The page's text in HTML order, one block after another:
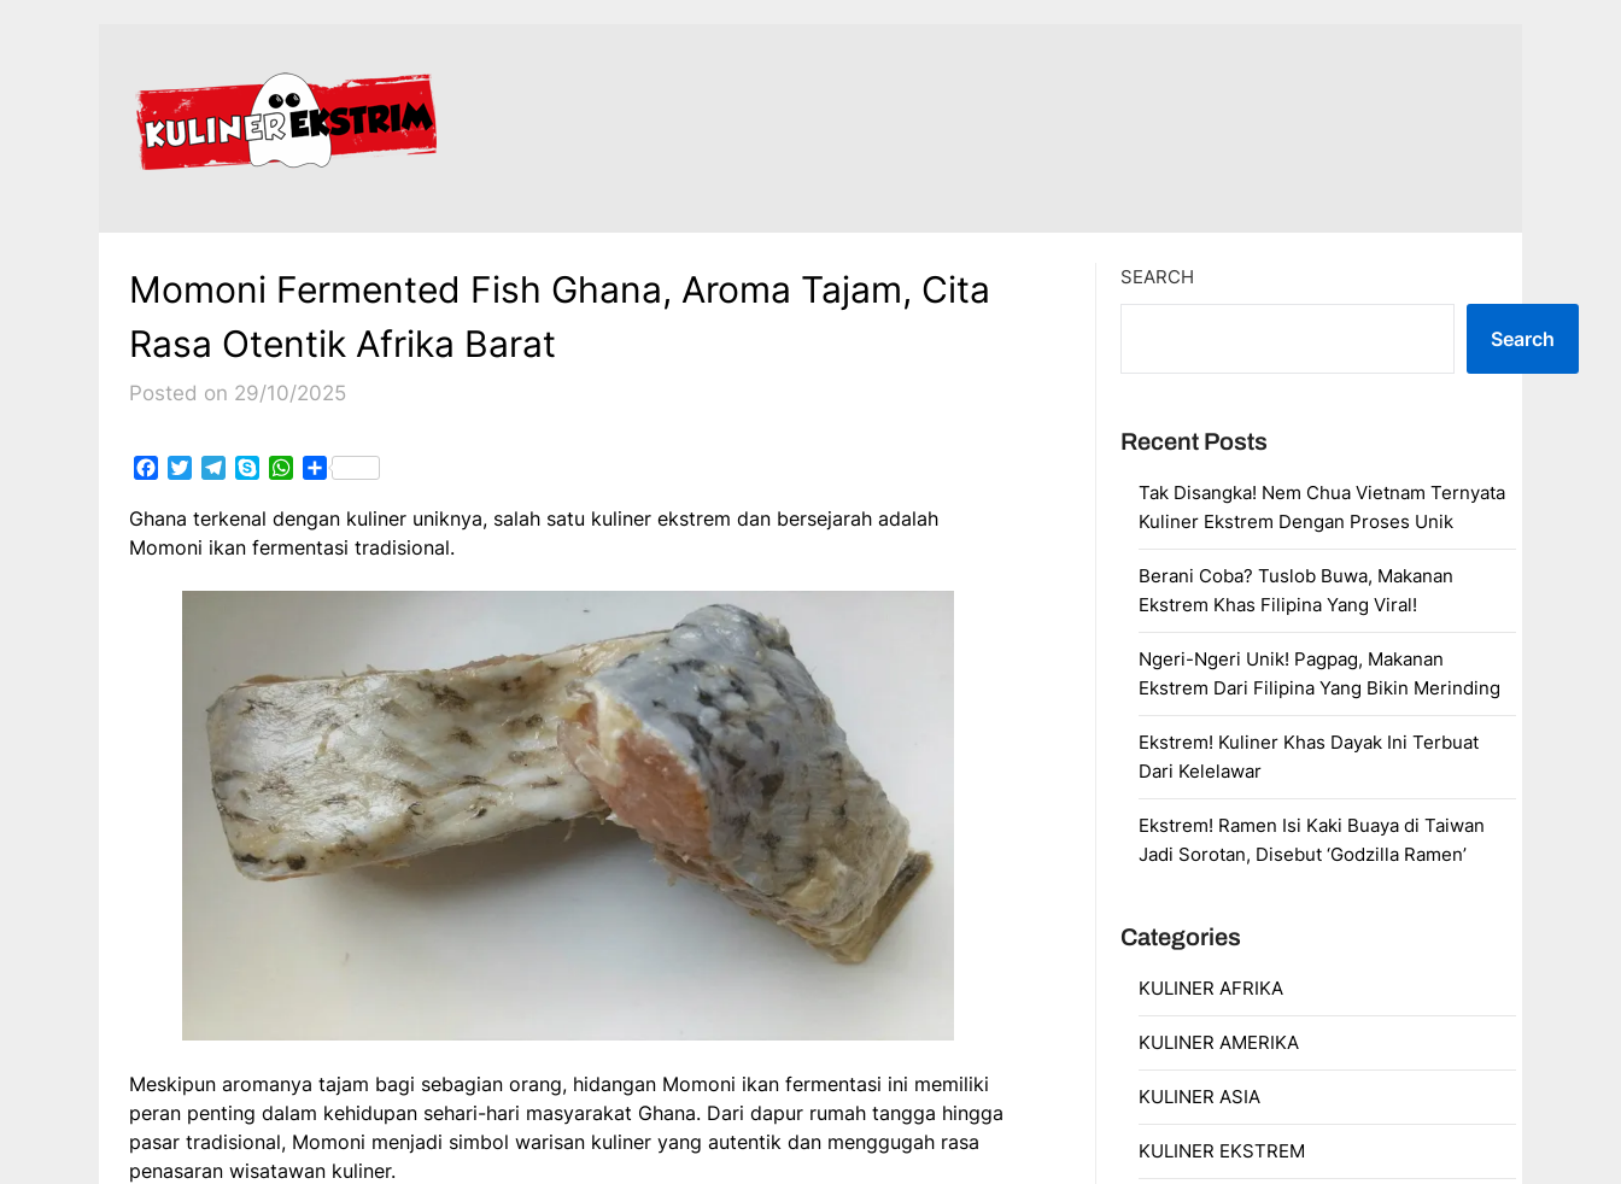
Momoni Fermented Fish Ghana, Aroma Tajam, Cita
Rasa Otentik Afrika Barat
Posted on 29/10/2025
Facebook
TwitterTelegram
SkypeWhatsApp
Share
Ghana terkenal dengan kuliner uniknya, salah satu kuliner ekstrem dan bersejarah adalah
Momoni ikan fermentasi tradisional.
Meskipun aromanya tajam bagi sebagian orang, hidangan Momoni ikan fermentasi ini memiliki
peran penting dalam kehidupan sehari-hari masyarakat Ghana. Dari dapur rumah tangga hingga
pasar tradisional, Momoni menjadi simbol warisan kuliner yang autentik dan menggugah rasa
penasaran wisatawan kuliner.
SEARCH
Search
Recent Posts
Tak Disangka! Nem Chua Vietnam Ternyata
Kuliner Ekstrem Dengan Proses Unik
Berani Coba? Tuslob Buwa, Makanan
Ekstrem Khas Filipina Yang Viral!
Ngeri-Ngeri Unik! Pagpag, Makanan
Ekstrem Dari Filipina Yang Bikin Merinding
Ekstrem! Kuliner Khas Dayak Ini Terbuat
Dari Kelelawar
Ekstrem! Ramen Isi Kaki Buaya di Taiwan
Jadi Sorotan, Disebut ‘Godzilla Ramen’
Categories
KULINER AFRIKA
KULINER AMERIKA
KULINER ASIA
KULINER EKSTREM